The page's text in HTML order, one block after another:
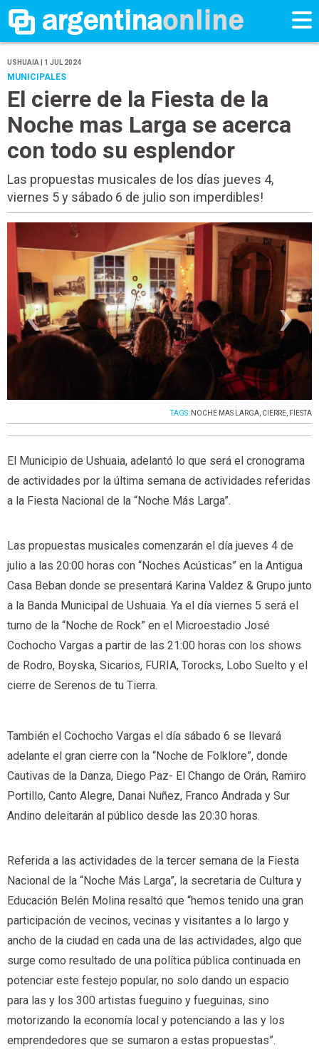
USHUAIA | 1 JUL 2024
MUNICIPALES
El cierre de la Fiesta de la
Noche mas Larga se acerca
con todo su esplendor
Las propuestas musicales de los días jueves 4,
viernes 5 y sábado 6 de julio son imperdibles!
‹ ›
TAGS: NOCHE MAS LARGA, CIERRE, FIESTA
El Municipio de Ushuaia, adelantó lo que será el cronograma
de actividades por la última semana de actividades referidas
a la Fiesta Nacional de la “Noche Más Larga”.
Las propuestas musicales comenzarán el día jueves 4 de
julio a las 20:00 horas con “Noches Acústicas” en la Antigua
Casa Beban donde se presentará Karina Valdez & Grupo junto
a la Banda Municipal de Ushuaia. Ya el día viernes 5 será el
turno de la “Noche de Rock” en el Microestadio José
Cochocho Vargas a partir de las 21:00 horas con los shows
de Rodro, Boyska, Sicarios, FURIA, Torocks, Lobo Suelto y el
cierre de Serenos de tu Tierra.
También el Cochocho Vargas el día sábado 6 se llevará
adelante el gran cierre con la “Noche de Folklore”, donde
Cautivas de la Danza, Diego Paz- El Chango de Orán, Ramiro
Portillo, Canto Alegre, Danai Nuñez, Franco Andrada y Sur
Andino deleitarán al público desde las 20:30 horas.
Referida a las actividades de la tercer semana de la Fiesta
Nacional de la “Noche Más Larga”, la secretaria de Cultura y
Educación Belén Molina resaltó que “hemos tenido una gran
participación de vecinos, vecinas y visitantes a lo largo y
ancho de la ciudad en cada una de las actividades, algo que
surge como resultado de una política pública continuada en
potenciar este festejo popular, no solo dando un espacio
para las y los 300 artistas fueguino y fueguinas, sino
motorizando la economía local y potenciando a las y los
emprendedores que se sumaron a estas propuestas”.